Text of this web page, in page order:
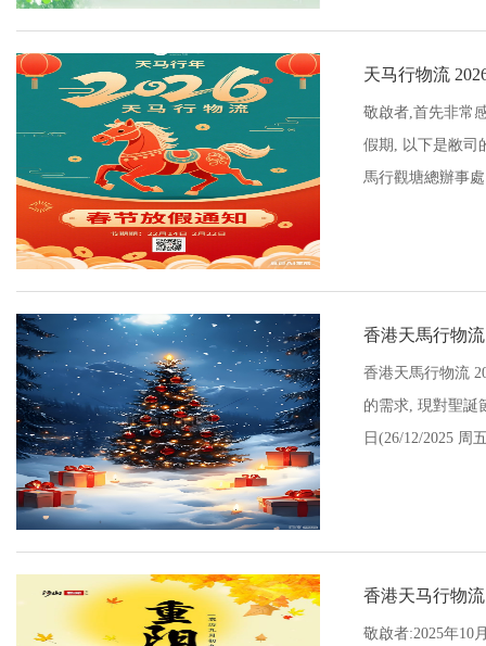
天马行物流
敬啟者,首先非常
假期, 以下是敝司
馬行觀塘總辦事
香港天馬行物
香港天馬行物流
的需求, 現對聖誕
日(26/12/2025 周
香港天马行物
敬啟者:2025年10